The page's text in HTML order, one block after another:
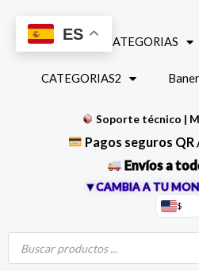
contenido
INICIO CATEGORIAS
CATEGORIAS2
Soporte técnico |
Pagos seguros
Envíos a
▼CAMBIA A TU
$
Búsqueda
productos
ES